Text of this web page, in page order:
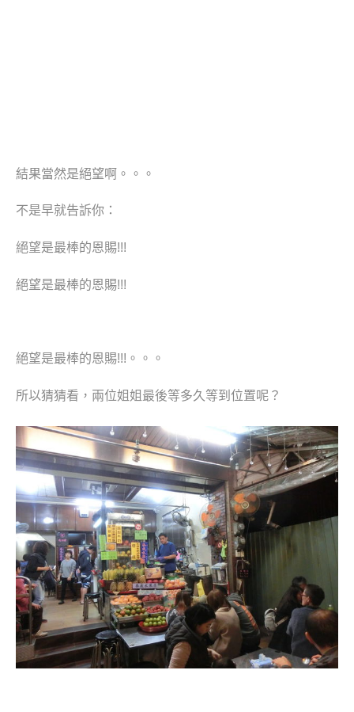
結果當然是絕望啊。。。
不是早就告訴你：
絕望是最棒的恩賜!!!
絕望是最棒的恩賜!!!
絕望是最棒的恩賜!!!。。。
所以猜猜看，兩位姐姐最後等多久等到位置呢？